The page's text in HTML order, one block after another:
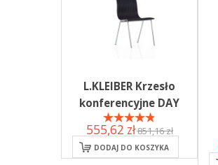
L.KLEIBER Krzesło
konferencyjne DAY
555,62 zł851,16 zł
DODAJ DO KOSZYKA